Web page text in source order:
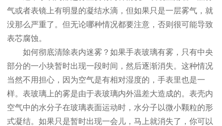
气或者表镜上有明显的凝结水滴，但如果只是一层雾气，就
没那么严重了。但无论哪种情况都要注意，否则很可能导致
表芯腐蚀。
如何彻底清除表内迷雾？如果手表玻璃有雾，只有中央
部分的一小块暂时出现一段时间，然后逐渐消失。这种情况
当然不用担心，因为空气是有相对湿度的，手表里也是一
样。表玻璃上的雾是由于表玻璃内外温差大造成的。表壳内
空气中的水分子在玻璃表面运动时，水分子以微小颗粒的形
式凝结。如果只是暂时出现一会儿，马上就消失了，你可以